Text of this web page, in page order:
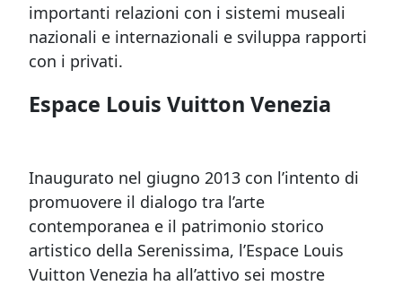
importanti relazioni con i sistemi museali
nazionali e internazionali e sviluppa rapporti
con i privati.
Espace Louis Vuitton Venezia
Inaugurato nel giugno 2013 con l’intento di
promuovere il dialogo tra l’arte
contemporanea e il patrimonio storico
artistico della Serenissima, l’Espace Louis
Vuitton Venezia ha all’attivo sei mostre